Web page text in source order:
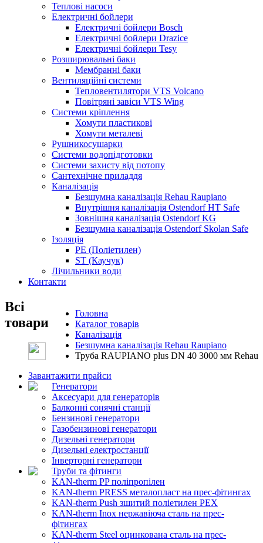
Теплові насоси
Електричні бойлери
Електричні бойлери Bosch
Електричні бойлери Drazice
Електричні бойлери Tesy
Розширювальні баки
Мембранні баки
Вентиляційні системи
Тепловентилятори VTS Volcano
Повітряні завіси VTS Wing
Системи кріплення
Хомути пластикові
Хомути металеві
Рушникосушарки
Системи водопідготовки
Системи захисту від потопу
Сантехнічне приладдя
Каналізація
Безшумна каналізація Rehau Raupiano
Внутрішня каналізація Ostendorf HT Safe
Зовнішня каналізація Ostendorf KG
Безшумна каналізація Ostendorf Skolan Safe
Ізоляція
PE (Поліетилен)
ST (Каучук)
Лічильники води
Контакти
Головна
Каталог товарів
Каналізація
Безшумна каналізація Rehau Raupiano
Труба RAUPIANO plus DN 40 3000 мм Rehau
Всі
товари
Завантажити прайси
Генератори
Аксесуари для генераторів
Балконні сонячні станції
Бензинові генератори
Газобензинові генератори
Дизельні генератори
Дизельні електростанції
Інверторні генератори
Труби та фітинги
KAN-therm PP поліпропілен
KAN-therm PRESS металопласт на прес-фітингах
KAN-therm Push зшитий поліетилен PEX
KAN-therm Inox нержавіюча сталь на прес-
фітингах
KAN-therm Steel оцинкована сталь на прес-